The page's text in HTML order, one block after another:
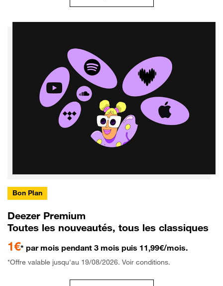
Bon Plan
Deezer Premium
Toutes les nouveautés, tous les classiques
1€* par mois pendant 3 mois puis 11,99€/mois.
*Offre valable jusqu'au 19/08/2026. Voir conditions.